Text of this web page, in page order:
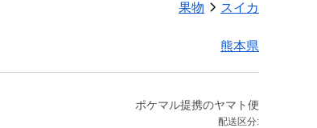
果物 スイカ
熊本県
ポケマル提携のヤマト便
配送区分: